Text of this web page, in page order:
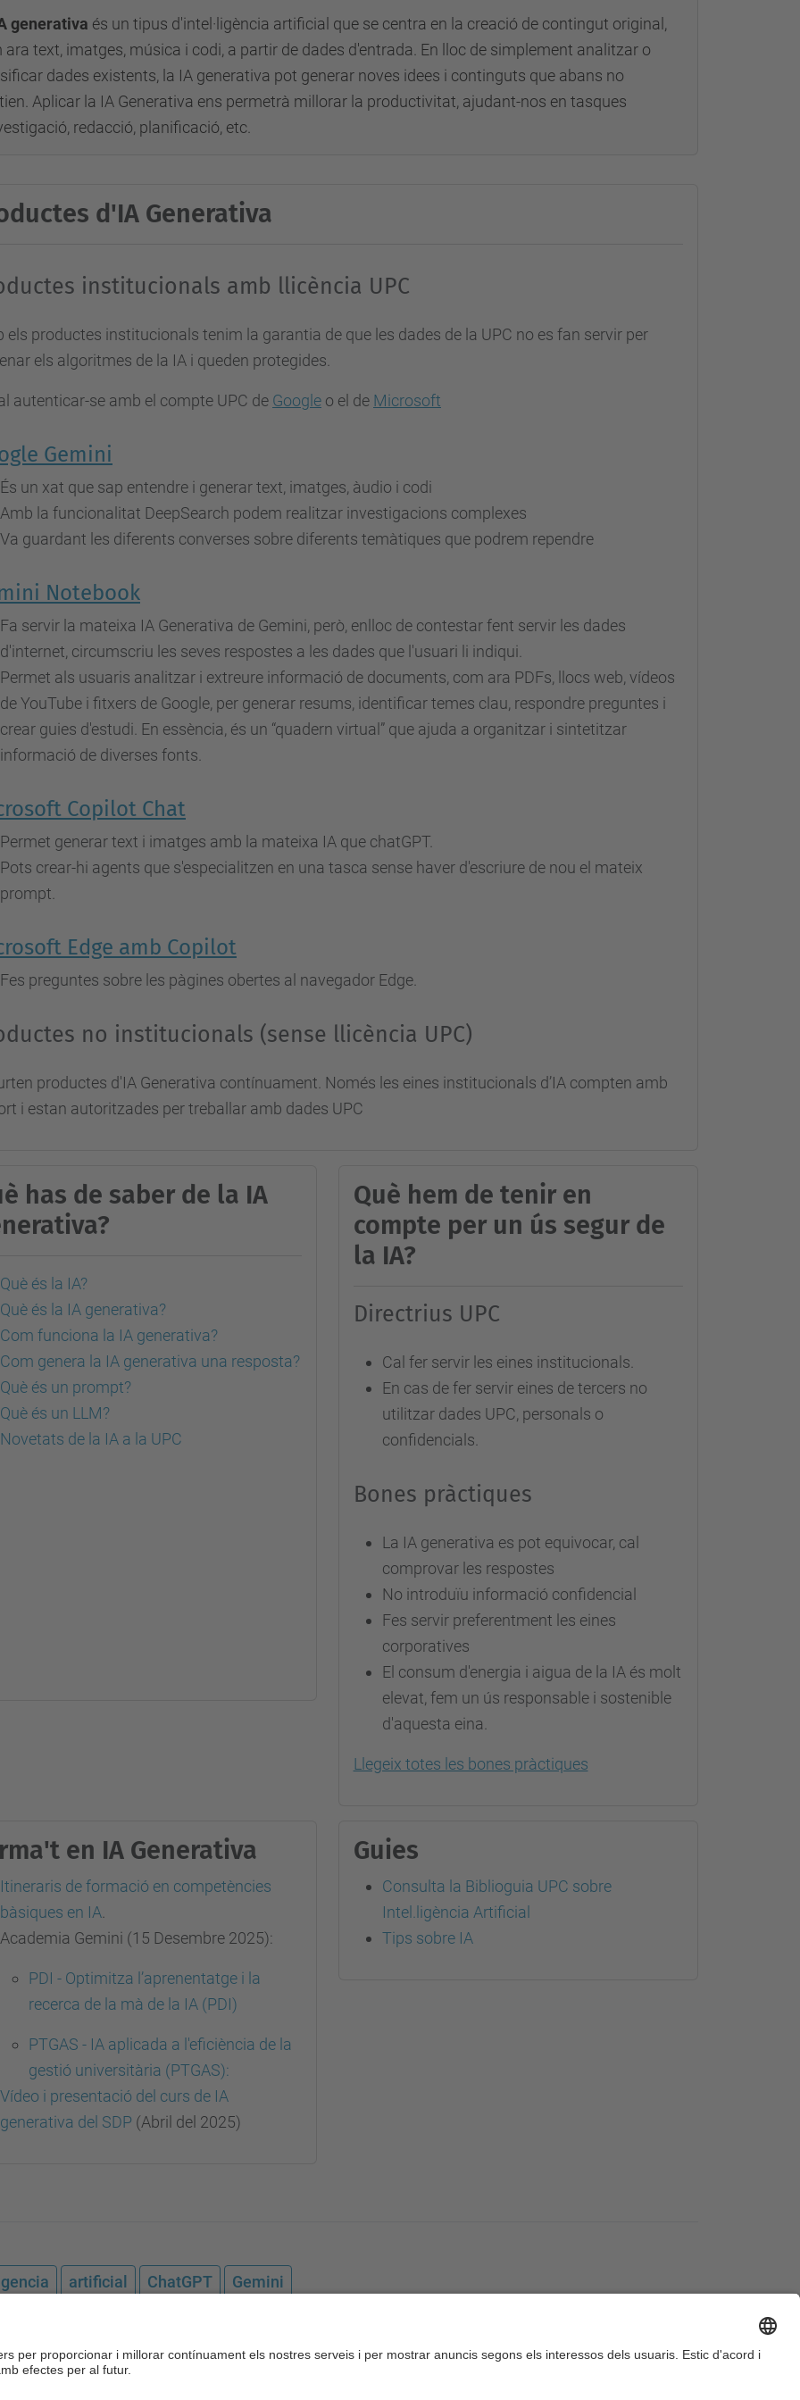
generativa és un tipus d'intel·ligència artificial que se centra en la creació de contingut original,
ara text, imatges, música i codi, a partir de dades d'entrada. En lloc de simplement analitzar o
dades existents, la IA generativa pot generar noves idees i continguts que abans no
Aplicar la IA Generativa ens permetrà millorar la productivitat, ajudant-nos en tasques
redacció, planificació, etc.
d'IA Generativa
institucionals amb llicència UPC
els productes institucionals tenim la garantia de que les dades de la UPC no es fan servir per
els algoritmes de la IA i queden protegides.
autenticar-se amb el compte UPC de Google o el de Microsoft
Gemini
És un xat que sap entendre i generar text, imatges, àudio i codi
Amb la funcionalitat DeepSearch podem realitzar investigacions complexes
Va guardant les diferents converses sobre diferents temàtiques que podrem rependre
Notebook
Fa servir la mateixa IA Generativa de Gemini, però, enlloc de contestar fent servir les dades
d'internet, circumscriu les seves respostes a les dades que l'usuari li indiqui.
Permet als usuaris analitzar i extreure informació de documents, com ara PDFs, llocs web, vídeos
de YouTube i fitxers de Google, per generar resums, identificar temes clau, respondre preguntes i
crear guies d'estudi. En essència, és un “quadern virtual” que ajuda a organitzar i sintetitzar
informació de diverses fonts.
Copilot Chat
Permet generar text i imatges amb la mateixa IA que chatGPT.
Pots crear-hi agents que s'especialitzen en una tasca sense haver d'escriure de nou el mateix
prompt.
Edge amb Copilot
Fes preguntes sobre les pàgines obertes al navegador Edge.
no institucionals (sense llicència UPC)
productes d'IA Generativa contínuament. Només les eines institucionals d’IA compten amb
i estan autoritzades per treballar amb dades UPC
has de saber de la IA
Què és la IA?
Què és la IA generativa?
Com funciona la IA generativa?
Com genera la IA generativa una resposta?
Què és un prompt?
Què és un LLM?
Novetats de la IA a la UPC
Què hem de tenir en
compte per un ús segur de
la IA?
Directrius UPC
Cal fer servir les eines institucionals.
En cas de fer servir eines de tercers no
utilitzar dades UPC, personals o
confidencials.
Bones pràctiques
La IA generativa es pot equivocar, cal
comprovar les respostes
No introduïu informació confidencial
Fes servir preferentment les eines
corporatives
El consum d'energia i aigua de la IA és molt
elevat, fem un ús responsable i sostenible
d'aquesta eina.
Llegeix totes les bones pràctiques
en IA Generativa
Itineraris de formació en competències
bàsiques en IA
Academia Gemini (15 Desembre 2025):
PDI - Optimitza l’aprenentatge i la
recerca de la mà de la IA (PDI)
PTGAS - IA aplicada a l'eficiència de la
gestió universitària (PTGAS):
Vídeo i presentació del curs de IA
generativa del SDP (Abril del 2025)
Guies
Consulta la Biblioguia UPC sobre
Intel.ligència Artificial
Tips sobre IA
artificial ChatGPT Gemini